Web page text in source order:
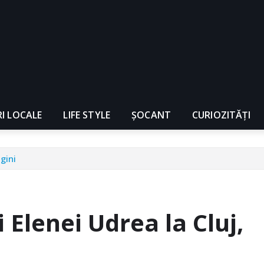
LOCALE LIFE STYLE ȘOCANT CURIOZITĂȚI
Udrea la Cluj,